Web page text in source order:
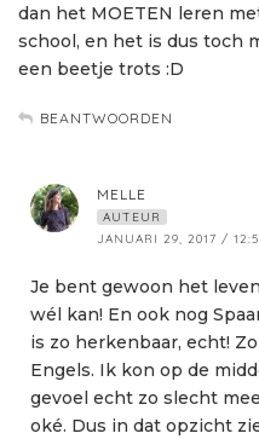
dan het MOETEN leren
school, en het is dus toch
een beetje trots :D
BEANTWOORDEN
MELLE
AUTEUR
JANUARI 29, 2017 /
Je bent gewoon het
wél kan! En ook nog
is zo herkenbaar, echt!
Engels. Ik kon op de
gevoel echt zo slecht
oké. Dus in dat opzicht